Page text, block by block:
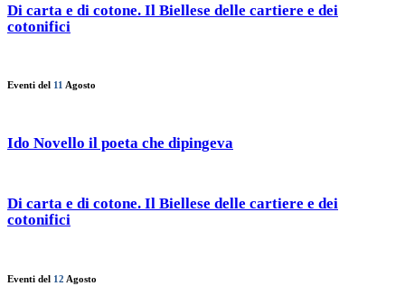
Di carta e di cotone. Il Biellese delle cartiere e dei
cotonifici
Eventi del 11 Agosto
Ido Novello il poeta che dipingeva
Di carta e di cotone. Il Biellese delle cartiere e dei
cotonifici
Eventi del 12 Agosto